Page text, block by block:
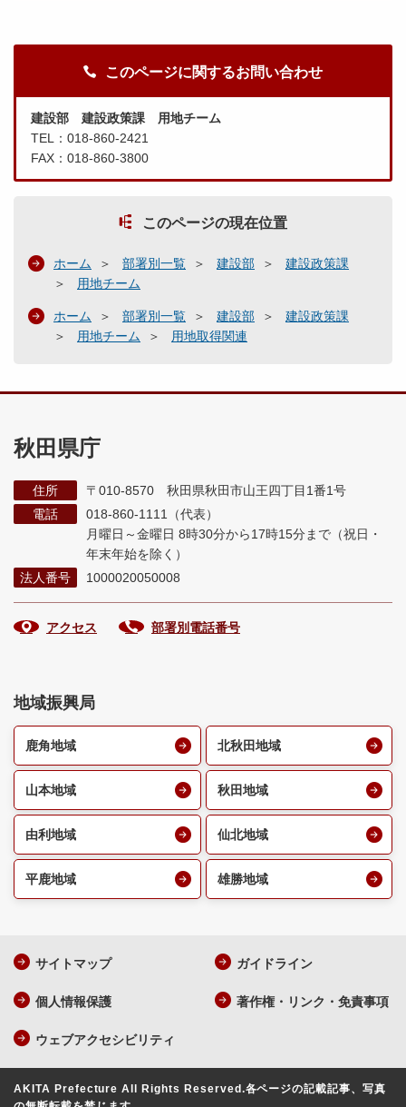
このページに関するお問い合わせ
建設部 建設政策課 用地チーム
TEL：018-860-2421
FAX：018-860-3800
このページの現在位置
ホーム 部署別一覧 建設部
建設政策課
用地チーム
ホーム 部署別一覧 建設部
建設政策課
用地チーム
用地取得関連
秋田県庁
住所
〒010-8570 秋田県秋田市山王四丁目1番1号
電話
018-860-1111（代表）
月曜日～金曜日 8時30分から17時15分まで （祝日・
年末年始を除く）
法人番号
1000020050008
アクセス 部署別電話番号
地域振興局
鹿角地域 北秋田地域
山本地域 秋田地域
由利地域 仙北地域
平鹿地域 雄勝地域
サイトマップ ガイドライン
個人情報保護 著作権・リンク・免責事項
ウェブアクセシビリティ
AKITA Prefecture All Rights Reserved.各ページの記載記事、写真